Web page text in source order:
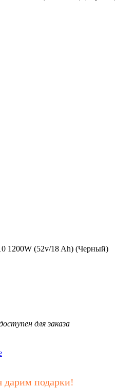
1200W (52v/18 Ah) (Черный)
для заказа
дарим подарки!